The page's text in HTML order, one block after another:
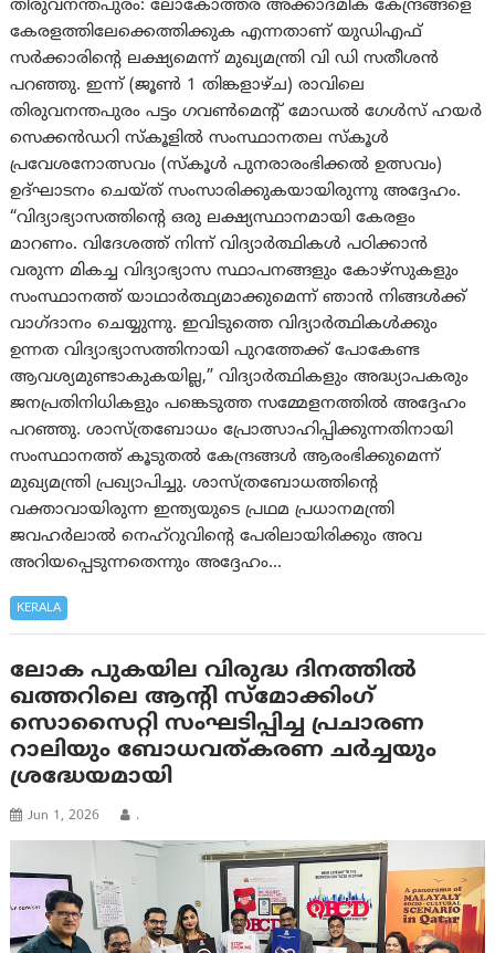
തിരുവനന്തപുരം: ലോകോത്തര അക്കാദമിക് കേന്ദ്രങ്ങളെ
കേരളത്തിലേക്കെത്തിക്കുക എന്നതാണ് യുഡി‌എഫ്
സര്‍ക്കാരിന്റെ ലക്ഷ്യമെന്ന് മുഖ്യമന്ത്രി വി ഡി സതീശൻ
പറഞ്ഞു. ഇന്ന് (ജൂണ്‍ 1 തിങ്കളാഴ്ച) രാവിലെ
തിരുവനന്തപുരം പട്ടം ഗവൺമെന്റ് മോഡൽ ഗേൾസ് ഹയർ
സെക്കൻഡറി സ്കൂളിൽ സംസ്ഥാനതല സ്കൂൾ
പ്രവേശനോത്സവം (സ്കൂൾ പുനരാരംഭിക്കൽ ഉത്സവം)
ഉദ്ഘാടനം ചെയ്ത് സംസാരിക്കുകയായിരുന്നു അദ്ദേഹം.
“വിദ്യാഭ്യാസത്തിന്റെ ഒരു ലക്ഷ്യസ്ഥാനമായി കേരളം
മാറണം. വിദേശത്ത് നിന്ന് വിദ്യാർത്ഥികൾ പഠിക്കാൻ
വരുന്ന മികച്ച വിദ്യാഭ്യാസ സ്ഥാപനങ്ങളും കോഴ്സുകളും
സംസ്ഥാനത്ത് യാഥാർത്ഥ്യമാക്കുമെന്ന് ഞാൻ നിങ്ങൾക്ക്
വാഗ്ദാനം ചെയ്യുന്നു. ഇവിടുത്തെ വിദ്യാർത്ഥികൾക്കും
ഉന്നത വിദ്യാഭ്യാസത്തിനായി പുറത്തേക്ക് പോകേണ്ട
ആവശ്യമുണ്ടാകുകയില്ല,” വിദ്യാർത്ഥികളും അദ്ധ്യാപകരും
ജനപ്രതിനിധികളും പങ്കെടുത്ത സമ്മേളനത്തിൽ അദ്ദേഹം
പറഞ്ഞു. ശാസ്ത്രബോധം പ്രോത്സാഹിപ്പിക്കുന്നതിനായി
സംസ്ഥാനത്ത് കൂടുതൽ കേന്ദ്രങ്ങൾ ആരംഭിക്കുമെന്ന്
മുഖ്യമന്ത്രി പ്രഖ്യാപിച്ചു. ശാസ്ത്രബോധത്തിന്റെ
വക്താവായിരുന്ന ഇന്ത്യയുടെ പ്രഥമ പ്രധാനമന്ത്രി
ജവഹർലാൽ നെഹ്‌റുവിന്റെ പേരിലായിരിക്കും അവ
അറിയപ്പെടുന്നതെന്നും അദ്ദേഹം…
KERALA
ലോക പുകയില വിരുദ്ധ ദിനത്തില്‍
ഖത്തറിലെ ആന്റി സ്‌മോക്കിംഗ്
സൊസൈറ്റി സംഘടിപ്പിച്ച പ്രചാരണ
റാലിയും ബോധവത്കരണ ചര്‍ച്ചയും
ശ്രദ്ധേയമായി
Jun 1, 2026 .